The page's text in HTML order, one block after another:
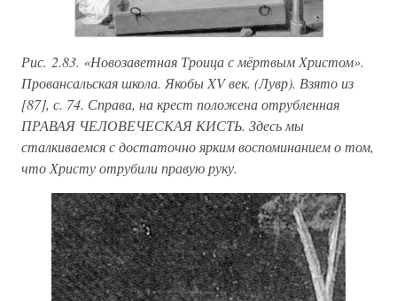
Рис. 2.83. «Новозаветная Троица с мёртвым Христом».
Провансальская школа. Якобы XV век. (Лувр). Взято из
[87], с. 74. Справа, на крест положена отрубленная
ПРАВАЯ ЧЕЛОВЕЧЕСКАЯ КИСТЬ. Здесь мы
сталкиваемся с достаточно ярким воспоминанием о том,
что Христу отрубили правую руку.